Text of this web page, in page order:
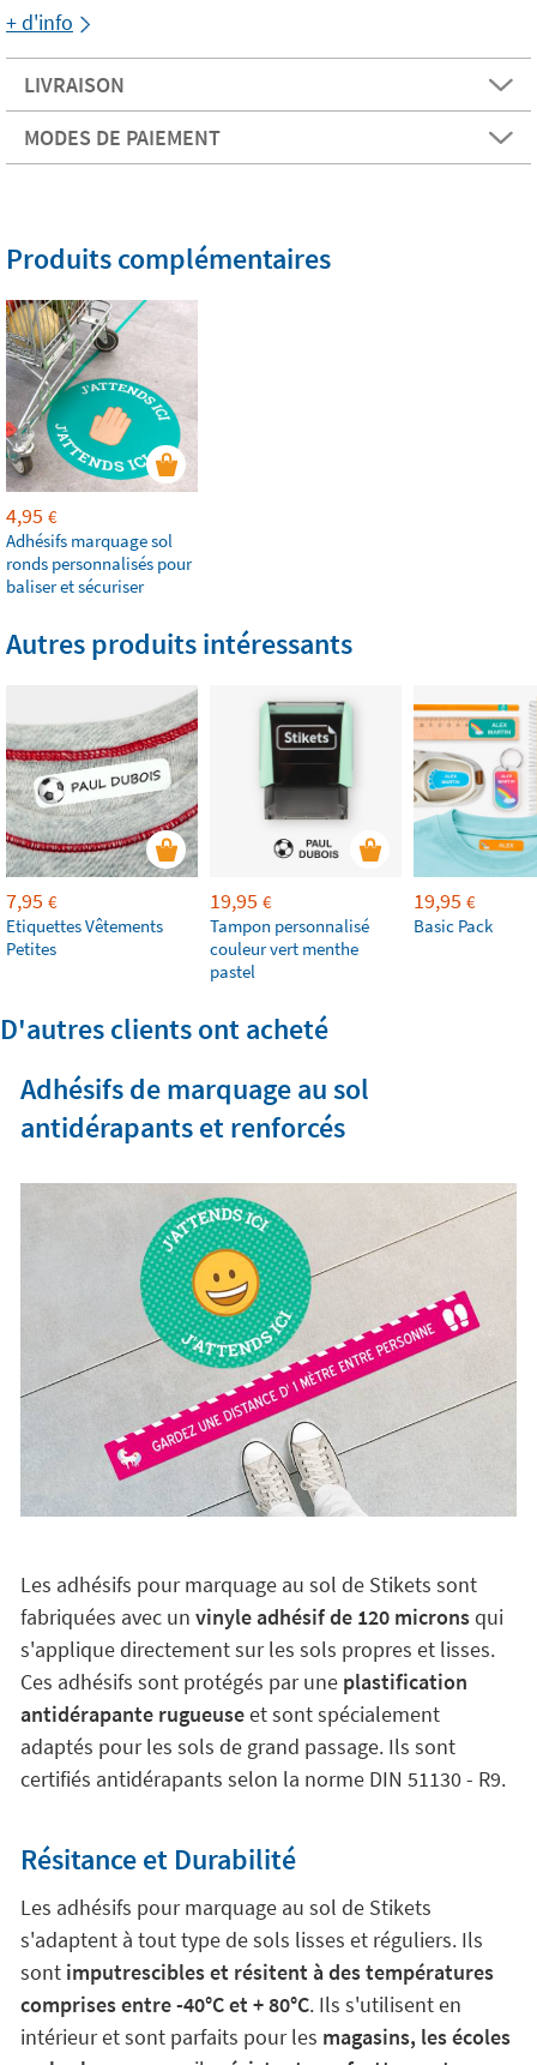
+ d'info
LIVRAISON
MODES DE PAIEMENT
Produits complémentaires
4,95 €
Adhésifs marquage sol
ronds personnalisés pour
baliser et sécuriser
Autres produits intéressants
7,95 €
Etiquettes Vêtements
Petites
19,95 €
Tampon personnalisé
couleur vert menthe
pastel
19,95 €
Basic Pack
D'autres clients ont acheté
Adhésifs de marquage au sol
antidérapants et renforcés
Les adhésifs pour marquage au sol de Stikets sont
fabriquées avec un vinyle adhésif de 120 micronsqui
s'applique directement sur les sols propres et lisses.
Ces adhésifs sont protégés par une plastification
antidérapante rugueuseet sont spécialement
adaptés pour les sols de grand passage. Ils sont
certifiés antidérapants selon la norme DIN 51130 - R9.
Résitance et Durabilité
Les adhésifs pour marquage au sol de Stikets
s'adaptent à tout type de sols lisses et réguliers. Ils
sontimputrescibles et résitent à des températures
comprises entre -40°C et + 80°C. Ils s'utilisent en
intérieur et sont parfaits pour les magasins, les écoles